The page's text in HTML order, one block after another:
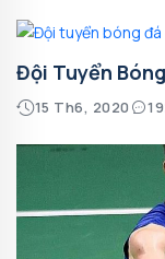
Đội Tuyển
15 Th6, 2020